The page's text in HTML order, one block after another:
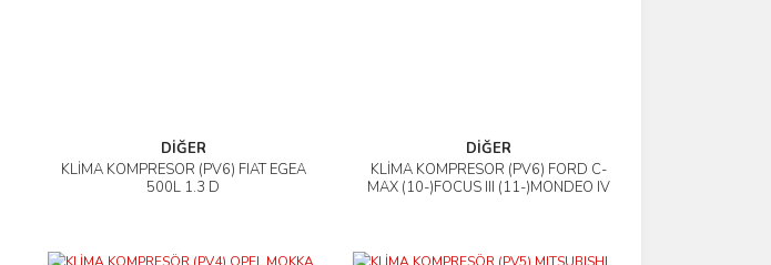
DİĞER
KLİMA KOMPRESÖR (PV6) FIAT EGEA
500L 1.3 D
İncele
DİĞER
KLİMA KOMPRESÖR (PV6) FORD C-
MAX (10-)FOCUS III (11-)MONDEO IV
İncele